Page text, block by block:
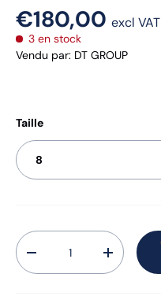
€180,00 excl VAT
3 en stock
Vendu par: DT GROUP
Taille
8
Qté
-
+